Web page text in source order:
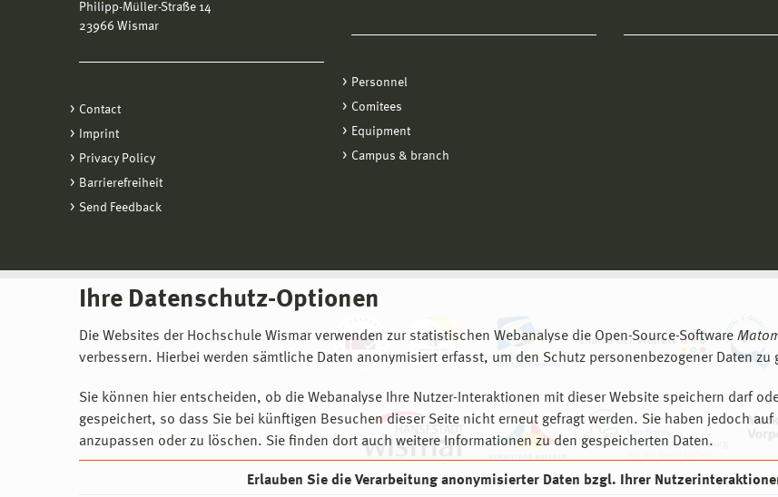
Ihre Datenschutz-Optionen
Die Websites der Hochschule Wismar verwenden zur statistischen Webanalyse die Open-Source-Software
verbessern. Hierbei werden sämtliche Daten anonymisiert erfasst, um den Schutz personenbezogener Daten zu
Sie können hier entscheiden, ob die Webanalyse Ihre Nutzer-Interaktionen mit dieser Website speichern darf
gespeichert, so dass Sie bei künftigen Besuchen dieser Seite nicht erneut gefragt werden. Sie haben jedoch auf
anzupassen oder zu löschen. Sie finden dort auch weitere Informationen zu den gespeicherten Daten.
Erlauben Sie die Verarbeitung anonymisierter Daten bzgl. Ihrer
Philipp-Müller-Straße 14
23966 Wismar
Contact
Imprint
Privacy Policy
Barrierefreiheit
Send Feedback
Personnel
Comitees
Equipment
Campus & branch